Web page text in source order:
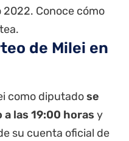
Conoce cómo
de Milei en
como diputadose
las 19:00 horas y
su cuenta oficial de